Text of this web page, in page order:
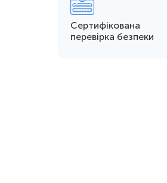
Сертифікована
перевірка безпеки